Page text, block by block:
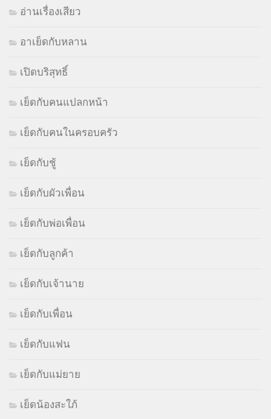
อ่านเรื่องเสียว
อาเย็ดกับหลาน
เปิดบริสุทธิ์
เย็ดกับคนแปลกหน้า
เย็ดกับคนในครอบครัว
เย็ดกับชู้
เย็ดกับผัวเพื่อน
เย็ดกับพ่อเพื่อน
เย็ดกับลูกค้า
เย็ดกับเจ้านาย
เย็ดกับเพื่อน
เย็ดกับแฟน
เย็ดกับแม่ยาย
เย็ดน้องสะใภ้